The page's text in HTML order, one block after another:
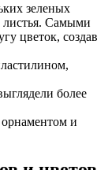
зеленых
листья. Самыми
цветок, создав
более
орнаментом и